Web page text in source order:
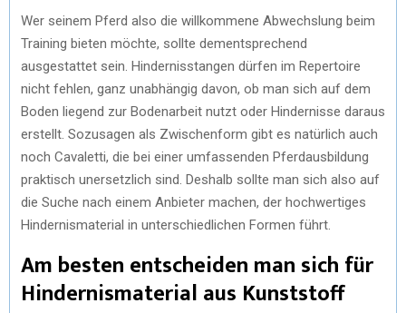
Wer seinem Pferd also die willkommene Abwechslung beim
Training bieten möchte, sollte dementsprechend
ausgestattet sein. Hindernisstangen dürfen im Repertoire
nicht fehlen, ganz unabhängig davon, ob man sich auf dem
Boden liegend zur Bodenarbeit nutzt oder Hindernisse daraus
erstellt. Sozusagen als Zwischenform gibt es natürlich auch
noch Cavaletti, die bei einer umfassenden Pferdausbildung
praktisch unersetzlich sind. Deshalb sollte man sich also auf
die Suche nach einem Anbieter machen, der hochwertiges
Hindernismaterial in unterschiedlichen Formen führt.
Am besten entscheiden man sich für
Hindernismaterial aus Kunststoff